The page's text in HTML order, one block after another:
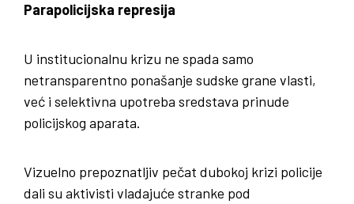
Parapolicijska represija
U institucionalnu krizu ne spada samo
netransparentno ponašanje sudske grane vlasti,
već i selektivna upotreba sredstava prinude
policijskog aparata.
Vizuelno prepoznatljiv pečat dubokoj krizi policije
dali su aktivisti vladajuće stranke pod